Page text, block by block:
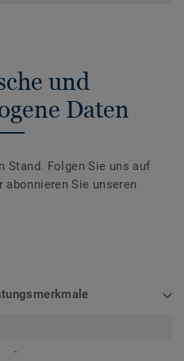
und
Daten
Stand. Folgen Sie uns auf
abonnieren Sie unseren
-